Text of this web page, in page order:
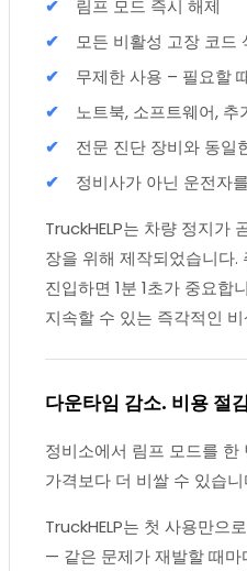
림프 모드 즉시 해제
모든 비활성 고장 코드
무제한 사용 – 필요할
노트북, 소프트웨어, 추
전문 진단 장비와 동일
정비사가 아닌 운전자
TruckHELP는 차량 정지가
장을 위해 제작되었습니다.
진입하면 1분 1초가 중요합
지속할 수 있는 즉각적인
다운타임 감소. 비용 절
정비소에서 림프 모드를 한
가격보다 더 비쌀 수 있습니
TruckHELP는 첫 사용만으
— 같은 문제가 재발할 때